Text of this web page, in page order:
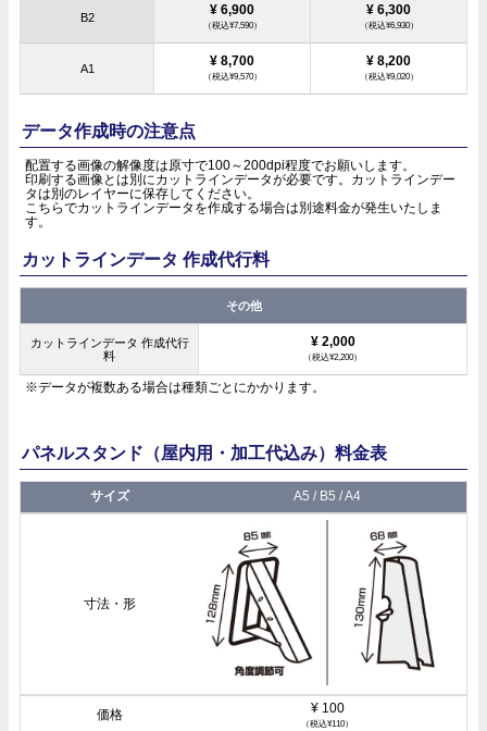
B2 ¥ 6,900
（税込¥7,590）
¥ 6,300
（税込¥6,930）
A1 ¥ 8,700
（税込¥9,570）
¥ 8,200
（税込¥9,020）
データ作成時の注意点
配置する画像の解像度は原寸で100～200dpi程度でお願いします。
印刷する画像とは別にカットラインデータが必要です。カットラインデー
タは別のレイヤーに保存してください。
こちらでカットラインデータを作成する場合は別途料金が発生いたしま
す。
カットラインデータ 作成代行料
その他
カットラインデータ 作成代行
料
¥ 2,000
（税込¥2,200）
※データが複数ある場合は種類ごとにかかります。
パネルスタンド（屋内用・加工代込み）料金表
A5 / B5 / A4
¥ 100
（税込¥110）